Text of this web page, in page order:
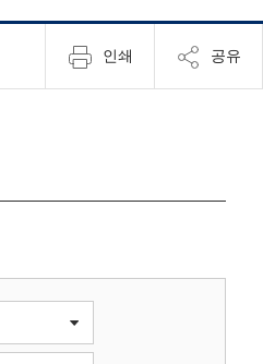
리
집
안
인쇄 공유